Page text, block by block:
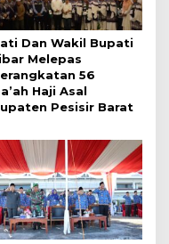
Dan Wakil Bupati
Melepas
56
Haji Asal
Pesisir Barat